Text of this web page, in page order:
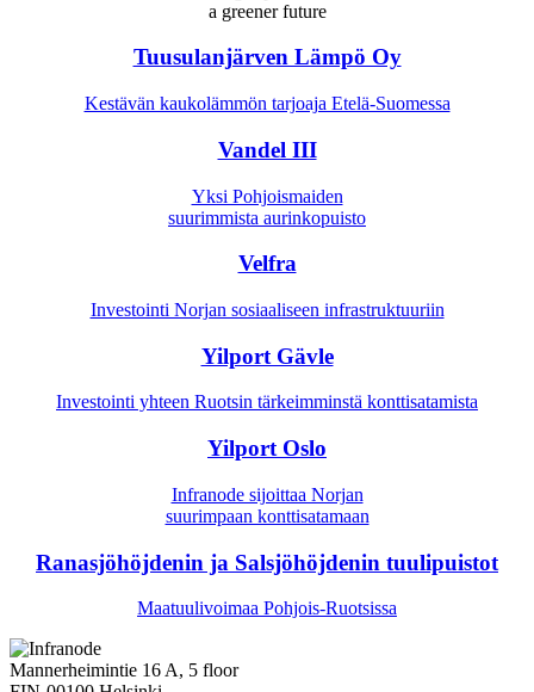
a greener future
Tuusulanjärven Lämpö Oy
Kestävän kaukolämmön tarjoaja Etelä-Suomessa
Vandel III
Yksi Pohjoismaiden
suurimmista aurinkopuisto
Velfra
Investointi Norjan sosiaaliseen infrastruktuuriin
Yilport Gävle
Investointi yhteen Ruotsin tärkeimminstä konttisatamista
Yilport Oslo
Infranode sijoittaa Norjan
suurimpaan konttisatamaan
Ranasjöhöjdenin ja Salsjöhöjdenin tuulipuistot
Maatuulivoimaa Pohjois-Ruotsissa
Mannerheimintie 16 A, 5 floor